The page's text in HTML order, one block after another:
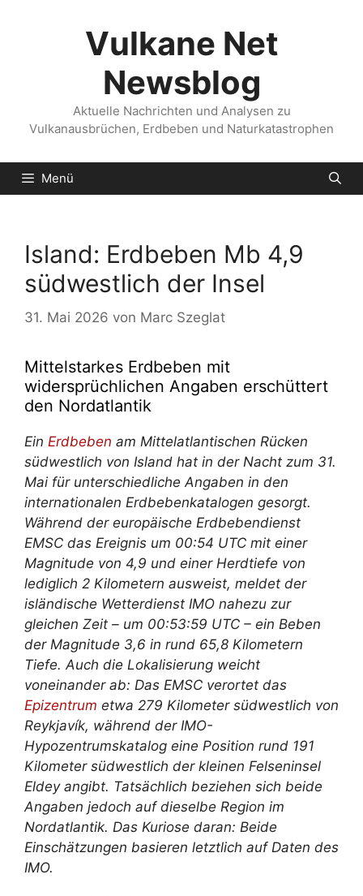
Vulkane Net
Newsblog
Aktuelle Nachrichten und Analysen zu
Vulkanausbrüchen, Erdbeben und Naturkatastrophen
Menü
Island: Erdbeben Mb 4,9
südwestlich der Insel
31. Mai 2026 von Marc Szeglat
Mittelstarkes Erdbeben mit
widersprüchlichen Angaben erschüttert
den Nordatlantik
Ein Erdbeben am Mittelatlantischen Rücken
südwestlich von Island hat in der Nacht zum 31.
Mai für unterschiedliche Angaben in den
internationalen Erdbebenkatalogen gesorgt.
Während der europäische Erdbebendienst
EMSC das Ereignis um 00:54 UTC mit einer
Magnitude von 4,9 und einer Herdtiefe von
lediglich 2 Kilometern ausweist, meldet der
isländische Wetterdienst IMO nahezu zur
gleichen Zeit – um 00:53:59 UTC – ein Beben
der Magnitude 3,6 in rund 65,8 Kilometern
Tiefe. Auch die Lokalisierung weicht
voneinander ab: Das EMSC verortet das
Epizentrum etwa 279 Kilometer südwestlich von
Reykjavík, während der IMO-
Hypozentrumskatalog eine Position rund 191
Kilometer südwestlich der kleinen Felseninsel
Eldey angibt. Tatsächlich beziehen sich beide
Angaben jedoch auf dieselbe Region im
Nordatlantik. Das Kuriose daran: Beide
Einschätzungen basieren letztlich auf Daten des
IMO.